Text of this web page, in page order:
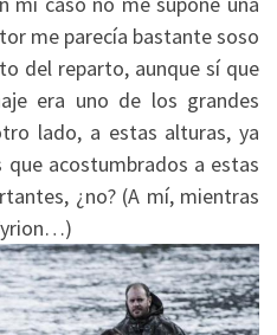
me parecía bastante soso
del reparto, aunque sí que
era uno de los grandes
lado, a estas alturas, ya
acostumbrados a estas
¿no? (A mí, mientras